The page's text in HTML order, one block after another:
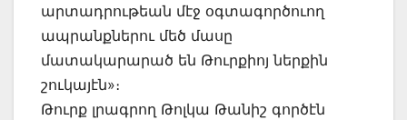
արտադրութեան մէջ օգտագործուող
ապրանքներու մեծ մասը
մատակարարած են Թուրքիոյ ներքին
շուկայէն»։
Թուրք լրագրող Թոլկա Թանիշ գործէն